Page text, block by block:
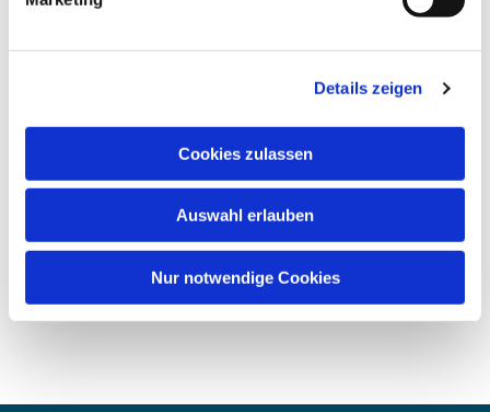
Details zeigen
Cookies zulassen
Auswahl erlauben
Nur notwendige Cookies